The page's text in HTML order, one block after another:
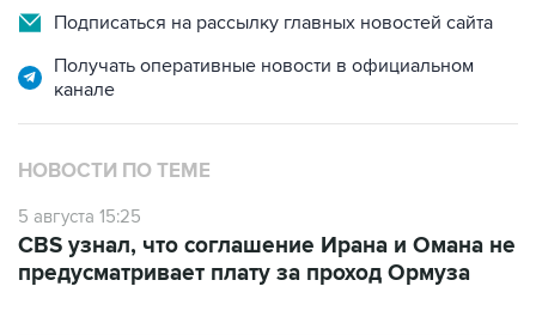
Подписаться на рассылку главных новостей сайта
Получать оперативные новости в официальном
канале
НОВОСТИ ПО ТЕМЕ
5 августа 15:25
CBS узнал, что соглашение Ирана и Омана не
предусматривает плату за проход Ормуза